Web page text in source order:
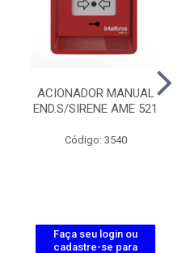
ACIONADOR MANUAL
END.S/SIRENE AME 521
Código: 3540
Faça seu login ou
cadastre-se para